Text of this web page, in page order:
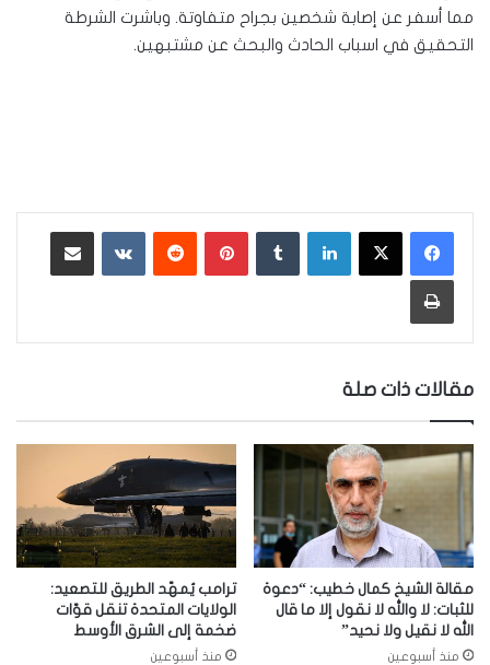
مما أسفر عن إصابة شخصين بجراح متفاوتة. وباشرت الشرطة
التحقيق في اسباب الحادث والبحث عن مشتبهين.
لينكدإن بينتيريست ‏VKontakte
طباعة
مقالات ذات صلة
مقالة الشيخ كمال خطيب: “دعوة
للثبات: لا والله لا نقول إلا ما قال
الله لا نقيل ولا نحيد”
منذ أسبوعين
ترامب يُمهّد الطريق للتصعيد:
الولايات المتحدة تنقل قوّات
ضخمة إلى الشرق الأوسط
منذ أسبوعين